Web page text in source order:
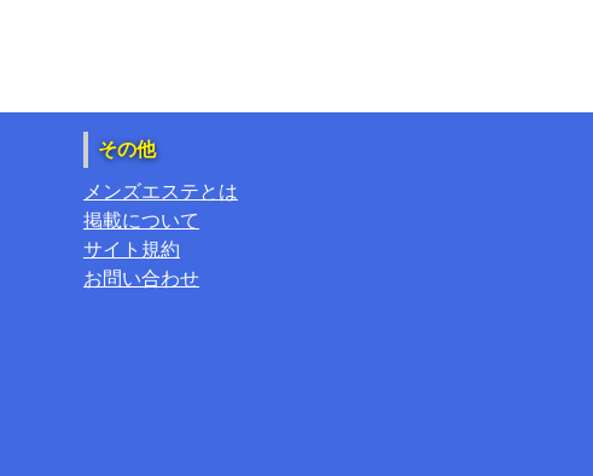
その他
メンズエステとは
掲載について
サイト規約
お問い合わせ